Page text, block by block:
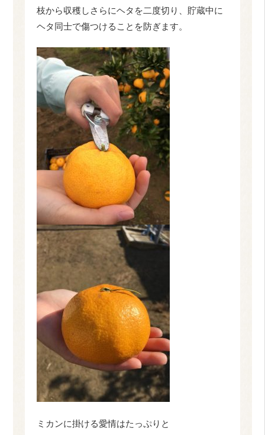
枝から収穫しさらにヘタを二度切り、貯蔵中に
ヘタ同士で傷つけることを防ぎます。
ミカンに掛ける愛情はたっぷりと